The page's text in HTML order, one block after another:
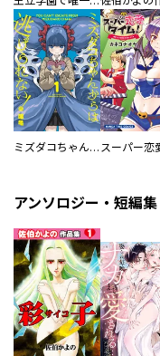
ミズダコちゃんからは逃げられない！
アンソロジー・短編集